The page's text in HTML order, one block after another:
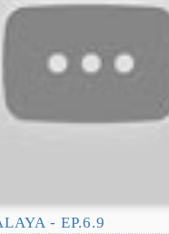
- EP.6.9